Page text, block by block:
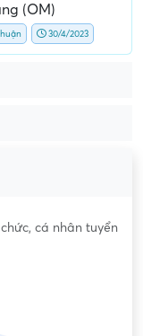
(OM)
30/4/2023
cá nhân tuyển